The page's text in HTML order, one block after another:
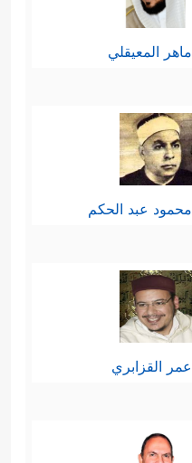
ماهر المعيقلي
محمود عبد الحكم
عمر القزابري